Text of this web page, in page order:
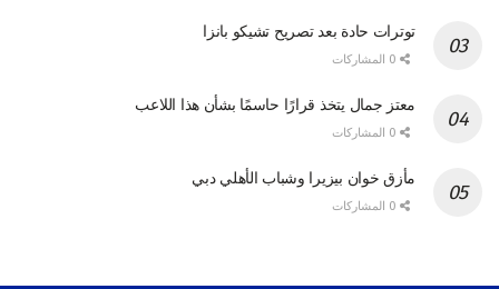
توترات حادة بعد تصريح تشيكو بانزا
معتز جمال يتخذ قرارًا حاسمًا بشأن هذا اللاعب
مأزق خوان بيزيرا وشباب الأهلي دبي